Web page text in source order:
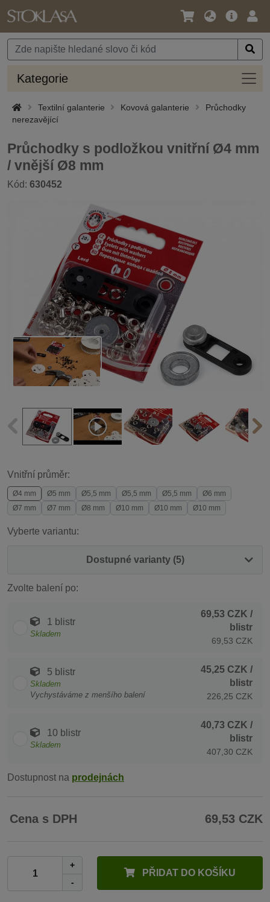
Jazyk
Měna
Hlavní
Kategorie
Textilní galanterie Kovová galanterie
Průchodky
nerezavějící
Průchodky s podložkou vnitřní Ø4 mm
/ vnější Ø8 mm
Kód: 630452
Vnitřní průměr:
Ø4 mm Ø5 mm Ø5,5 mm Ø5,5 mm Ø5,5 mm
Ø6 mm
Ø7 mm
Ø7 mm Ø8 mm Ø10 mm Ø10 mm Ø10 mm
Vyberte variantu:
Dostupné varianty (5)
Zvolte balení po:
1 blistr
Skladem
69,53 CZK /
blistr
69,53 CZK
5 blistr
Skladem
Vychystáváme z menšího balení
45,25 CZK /
blistr
226,25 CZK
10 blistr
Skladem
40,73 CZK /
blistr
407,30 CZK
Dostupnost na prodejnách
Cena s DPH 69,53 CZK
+
-
PŘIDAT DO KOŠÍKU